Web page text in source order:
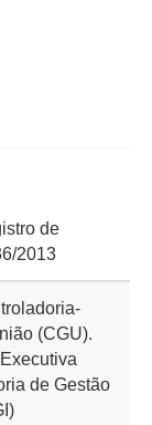
de
2013
(CGU).
de Gestão